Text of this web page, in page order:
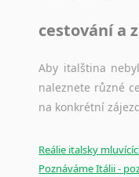
cestování a
Aby italština
naleznete různé
na konkrétní
Reálie italsky
Poznáváme Itálii -